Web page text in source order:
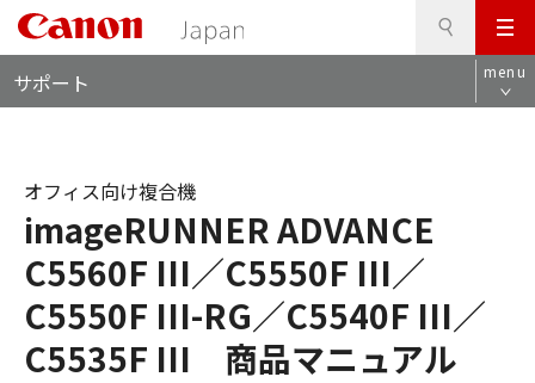
メ
ニ
ュ
サポート menu
imageRUNNER ADVANCE
C5560F III／C5550F III／
C5550F III-RG／C5540F III／
C5535F III 商品マニュアル
オフィス向け複合機